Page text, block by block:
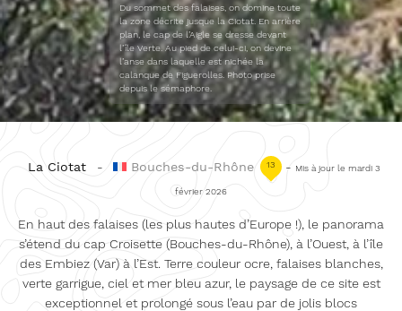
Du sommet des falaises, on domine toute
la zone décrite jusque la Ciotat. En arrière
plan, le cap de l’Aigle se dresse devant
l’île Verte. Au pied de celui-ci, on devine
l’anse dans laquelle est nichée la
calanque de Figuerolles. Photo prise
depuis le sémaphore.
La Ciotat - Bouches-du-Rhône 13 - Mis à jour le mardi 3
février 2026
En haut des falaises (les plus hautes d’Europe !), le panorama
s’étend du cap Croisette (Bouches-du-Rhône), à l’Ouest, à l’île
des Embiez (Var) à l’Est. Terre couleur ocre, falaises blanches,
verte garrigue, ciel et mer bleu azur, le paysage de ce site est
exceptionnel et prolongé sous l’eau par de jolis blocs